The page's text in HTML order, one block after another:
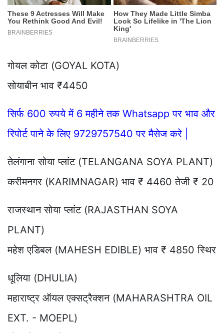
गोयल कोटा (GOYAL KOTA)
सोयाबीन भाव ₹4450
सिर्फ 600 रुपये में 6 महीने तक Whatsapp पर भाव और
रिपोर्ट पाने के लिए 9729757540 पर मैसेज करे |
तेलंगाना सोया प्लांट (TELANGANA SOYA PLANT)
करीमनगर (KARIMNAGAR) भाव ₹ 4460 तेजी ₹ 20
राजस्थान सोया प्लांट (RAJASTHAN SOYA
PLANT)
महेश एडिबल (MAHESH EDIBLE) भाव ₹ 4850 स्थिर
धूलिया (DHULIA)
महाराष्ट्र ऑयल एक्सट्रैक्शन (MAHARASHTRA OIL
EXT. - MOEPL)